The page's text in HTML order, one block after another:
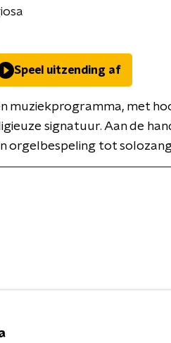
Speel uitzending af
muziekprogramma, met
signatuur. Aan de
orgelbespeling tot